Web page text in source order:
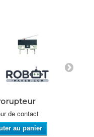
de contact
au panier